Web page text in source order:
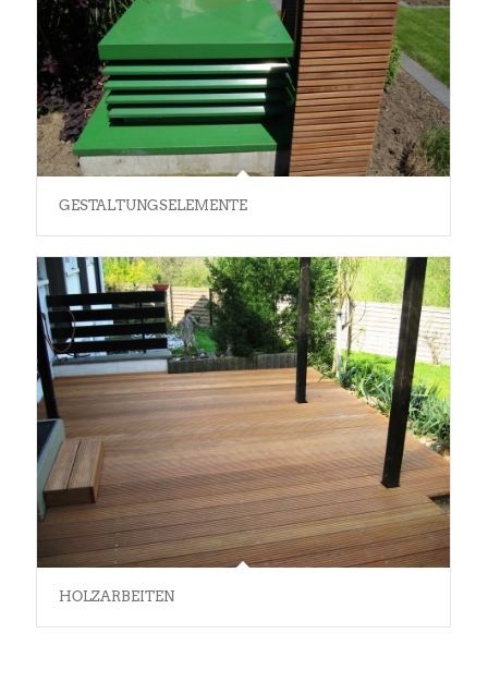
GESTALTUNGSELEMENTE
HOLZARBEITEN